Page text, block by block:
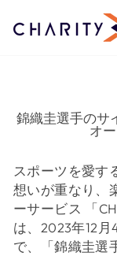
キ
錦織圭選手のサ
オ
スポーツを愛す
想いが重なり、
ーサービス 「
は、2023年12月
で、「錦織圭選